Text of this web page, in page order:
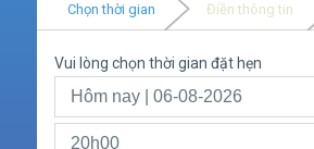
Chọn thời gian Điền thông tin
Vui lòng chọn thời gian đặt hẹn